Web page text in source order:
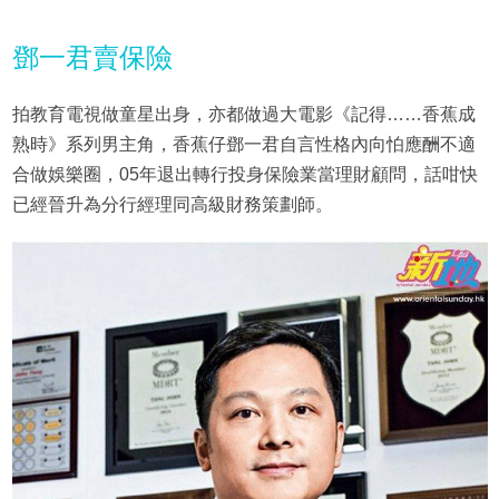
鄧一君賣保險
拍教育電視做童星出身，亦都做過大電影《記得……香蕉成
熟時》系列男主角，香蕉仔鄧一君自言性格內向怕應酬不適
合做娛樂圈，05年退出轉行投身保險業當理財顧問，話咁快
已經晉升為分行經理同高級財務策劃師。